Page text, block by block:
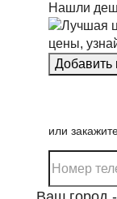
Нашли
цены,
или